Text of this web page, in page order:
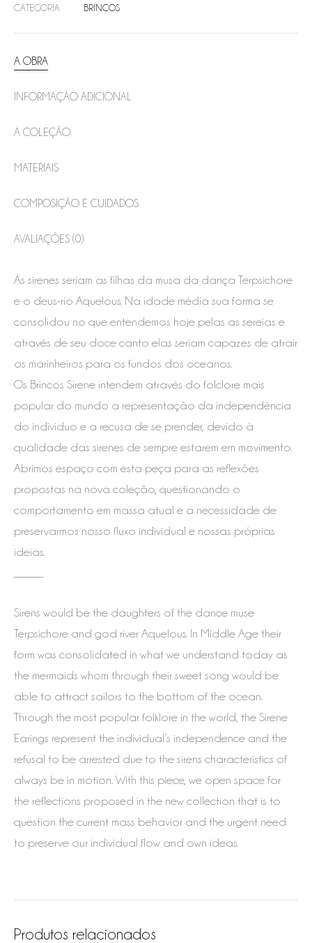
CATEGORIA BRINCOS
A OBRA
INFORMAÇÃO ADICIONAL
A COLEÇÃO
MATERIAIS
COMPOSIÇÃO E CUIDADOS
AVALIAÇÕES (0)
As sirenes seriam as filhas da musa da dança Terpsichore
e o deus-rio Aquelous. Na idade média sua forma se
consolidou no que entendemos hoje pelas as sereias e
através de seu doce canto elas seriam capazes de atrair
os marinheiros para os fundos dos oceanos.
Os Brincos Sirene intendem através do folclore mais
popular do mundo a representação da independência
do indivíduo e a recusa de se prender, devido à
qualidade das sirenes de sempre estarem em movimento.
Abrimos espaço com esta peça para as reflexões
propostas na nova coleção, questionando o
comportamento em massa atual e a necessidade de
preservarmos nosso fluxo individual e nossas próprias
ideias.
Sirens would be the daughters of the dance muse
Terpsichore and god river Aquelous. In Middle Age their
form was consolidated in what we understand today as
the mermaids whom through their sweet song would be
able to attract sailors to the bottom of the ocean.
Through the most popular folklore in the world, the Sirene
Earings represent the individual’s independence and the
refusal to be arrested due to the sirens characteristics of
always be in motion. With this piece, we open space for
the reflections proposed in the new collection that is to
question the current mass behavior and the urgent need
to preserve our individual flow and own ideas.
Produtos relacionados